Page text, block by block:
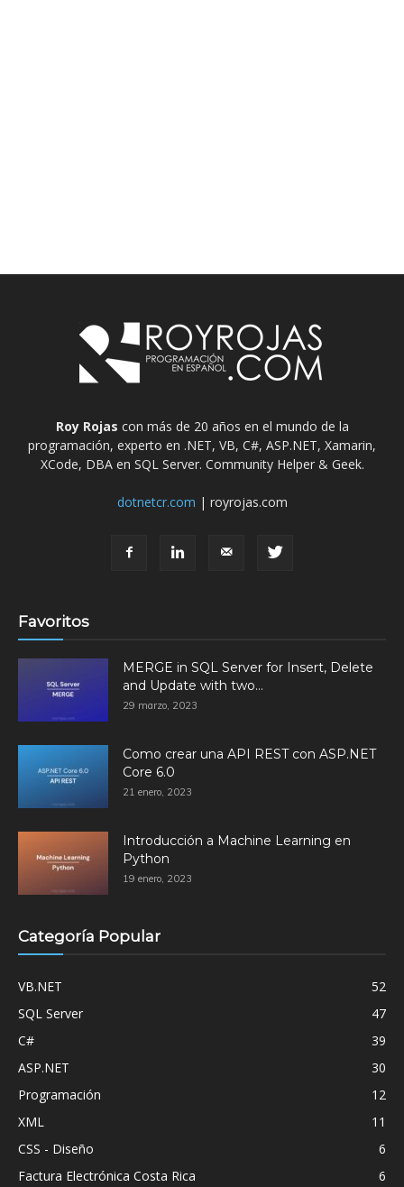
Roy Rojas con más de 20 años en el mundo de la
programación, experto en .NET, VB, C#, ASP.NET, Xamarin,
XCode, DBA en SQL Server. Community Helper & Geek.
dotnetcr.com | royrojas.com
Favoritos
MERGE in SQL Server for Insert, Delete
and Update with two...
29 marzo, 2023
Como crear una API REST con ASP.NET
Core 6.0
21 enero, 2023
Introducción a Machine Learning en
Python
19 enero, 2023
Categoría Popular
VB.NET
52
SQL Server
47
C#
39
ASP.NET
30
Programación
12
XML
11
CSS - Diseño
6
Factura Electrónica Costa Rica
6